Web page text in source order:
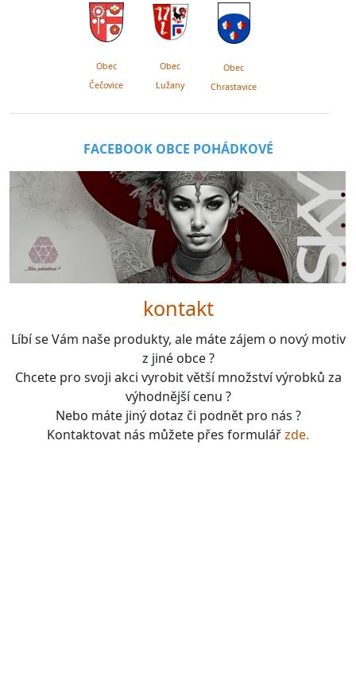
Obec
Čečovice
Obec
Lužany
Obec
Chrastavice
FACEBOOK OBCE POHÁDKOVÉ
kontakt
Líbí se Vám naše produkty, ale máte zájem o nový motiv
z jiné obce ?
Chcete pro svoji akci vyrobit větší množství výrobků za
výhodnější cenu ?
Nebo máte jiný dotaz či podnět pro nás ?
Kontaktovat nás můžete přes formulářzde.